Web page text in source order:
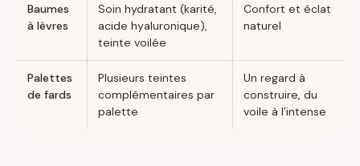
Baumes
à lèvres
Soin hydratant (karité,
acide hyaluronique),
teinte voilée
Confort et éclat
naturel
Palettes
de fards
Plusieurs teintes
complémentaires par
palette
Un regard à
construire, du
voile à l’intense